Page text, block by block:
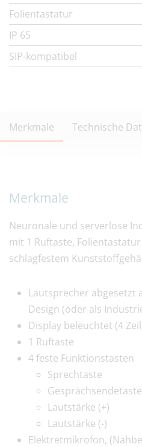
Folientastatur
IP 65
SIP-kompatibel
Merkmale Technische
Merkmale
Neuronale und serverlose
mit 1 Ruftaste,
schlagfestem
Lautsprecher abgesetzt
Design (oder als
Display beleuchtet (4
1 Ruftaste
4 feste Funktionstasten
Sprechtaste
Gesprächsendetaste
Lautstärke (+)
Lautstärke (-)
Elektretmikrofon,